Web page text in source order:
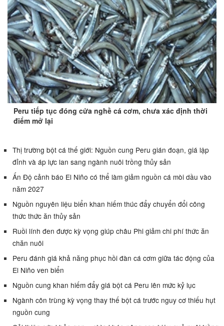
Peru tiếp tục đóng cửa nghề cá cơm, chưa xác định thời
điểm mở lại
Thị trường bột cá thế giới: Nguồn cung Peru gián đoạn, giá lập
đỉnh và áp lực lan sang ngành nuôi trồng thủy sản
Ấn Độ cảnh báo El Niño có thể làm giảm nguồn cá mòi dầu vào
năm 2027
Nguồn nguyên liệu biển khan hiếm thúc đẩy chuyển đổi công
thức thức ăn thủy sản
Ruồi lính đen được kỳ vọng giúp châu Phi giảm chi phí thức ăn
chăn nuôi
Peru đánh giá khả năng phục hồi đàn cá cơm giữa tác động của
El Niño ven biển
Nguồn cung khan hiếm đẩy giá bột cá Peru lên mức kỷ lục
Ngành côn trùng kỳ vọng thay thế bột cá trước nguy cơ thiếu hụt
nguồn cung